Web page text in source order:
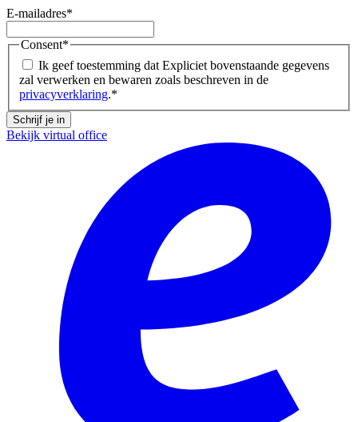
E-mailadres*
Consent*
Ik geef toestemming dat Expliciet bovenstaande gegevens
zal verwerken en bewaren zoals beschreven in de
privacyverklaring.*
Schrijf je in
Bekijk virtual office